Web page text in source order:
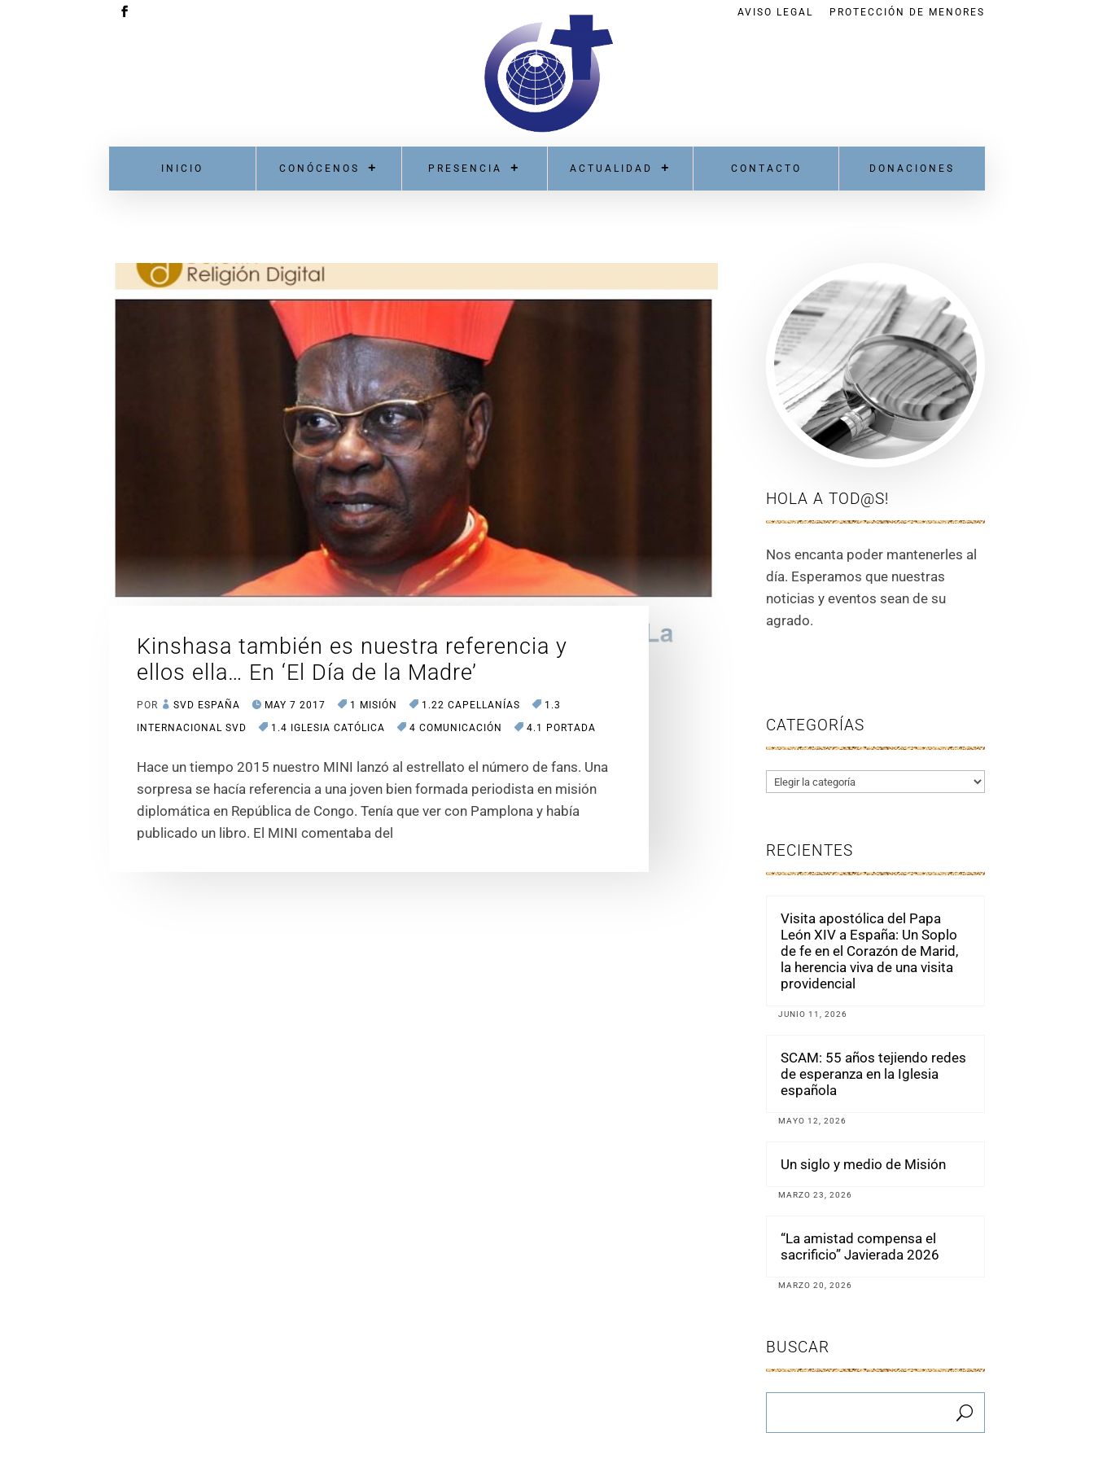
AVISO LEGAL PROTECCIÓN DE MENORES
INICIO CONÓCENOS PRESENCIA ACTUALIDAD CONTACTO DONACIONES
Kinshasa también es nuestra referencia y
ellos ella… En ‘El Día de la Madre’
POR SVD ESPAÑA MAY 7 2017 1 MISIÓN 1.22 CAPELLANÍAS
1.3
INTERNACIONAL SVD
1.4 IGLESIA CATÓLICA 4 COMUNICACIÓN 4.1 PORTADA
Hace un tiempo 2015 nuestro MINI lanzó al estrellato el número de fans. Una
sorpresa se hacía referencia a una joven bien formada periodista en misión
diplomática en República de Congo. Tenía que ver con Pamplona y había
publicado un libro. El MINI comentaba del
HOLA A TOD@S!
Nos encanta poder mantenerles al
día. Esperamos que nuestras
noticias y eventos sean de su
agrado.
CATEGORÍAS
Categorías
RECIENTES
Visita apostólica del Papa
León XIV a España: Un Soplo
de fe en el Corazón de Marid,
la herencia viva de una visita
providencial
JUNIO 11, 2026
SCAM: 55 años tejiendo redes
de esperanza en la Iglesia
española
MAYO 12, 2026
Un siglo y medio de Misión
MARZO 23, 2026
“La amistad compensa el
sacrificio” Javierada 2026
MARZO 20, 2026
BUSCAR